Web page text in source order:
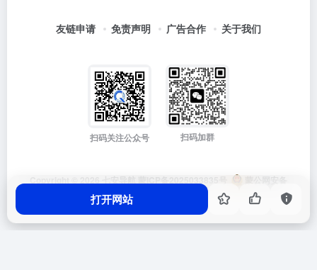
友链申请 免责声明 广告合作 关于我们
扫码关注公众号 扫码加群
15012202000171号
打开网站